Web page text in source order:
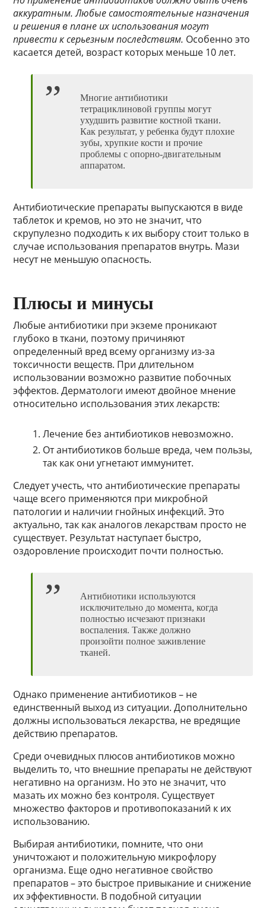
аккуратным. Любые самостоятельные назначения
и решения в плане их использования могут
привести к серьезным последствиям. Особенно это
касается детей, возраст которых меньше 10 лет.
Многие антибиотики
тетрациклиновой группы могут
ухудшить развитие костной ткани.
Как результат, у ребенка будут плохие
зубы, хрупкие кости и прочие
проблемы с опорно-двигательным
аппаратом.
Антибиотические препараты выпускаются в виде
таблеток и кремов, но это не значит, что
скрупулезно подходить к их выбору стоит только в
случае использования препаратов внутрь. Мази
несут не меньшую опасность.
Плюсы и минусы
Любые антибиотики при экземе проникают
глубоко в ткани, поэтому причиняют
определенный вред всему организму из-за
токсичности веществ. При длительном
использовании возможно развитие побочных
эффектов. Дерматологи имеют двойное мнение
относительно использования этих лекарств:
Лечение без антибиотиков невозможно.
От антибиотиков больше вреда, чем пользы,
так как они угнетают иммунитет.
Следует учесть, что антибиотические препараты
чаще всего применяются при микробной
патологии и наличии гнойных инфекций. Это
актуально, так как аналогов лекарствам просто не
существует. Результат наступает быстро,
оздоровление происходит почти полностью.
Антибиотики используются
исключительно до момента, когда
полностью исчезают признаки
воспаления. Также должно
произойти полное заживление
тканей.
Однако применение антибиотиков – не
единственный выход из ситуации. Дополнительно
должны использоваться лекарства, не вредящие
действию препаратов.
Среди очевидных плюсов антибиотиков можно
выделить то, что внешние препараты не действуют
негативно на организм. Но это не значит, что
мазать их можно без контроля. Существует
множество факторов и противопоказаний к их
использованию.
Выбирая антибиотики, помните, что они
уничтожают и положительную микрофлору
организма. Еще одно негативное свойство
препаратов – это быстрое привыкание и снижение
их эффективности. В подобной ситуации